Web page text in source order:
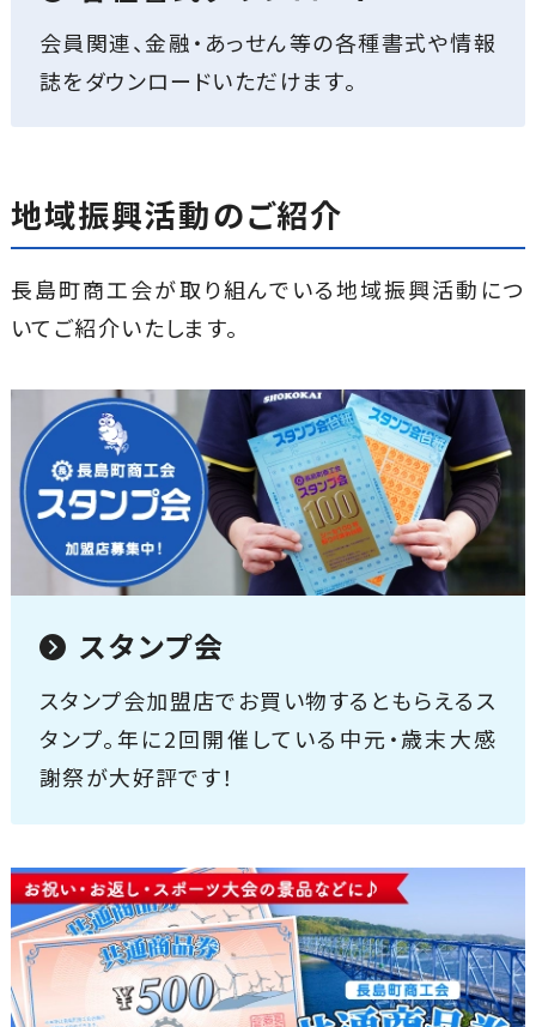
会員関連、金融・あっせん等の各種書式や情報
誌をダウンロードいただけます。
地域振興活動のご紹介
長島町商工会が取り組んでいる地域振興活動につ
いてご紹介いたします。
スタンプ会
スタンプ会加盟店でお買い物するともらえるス
タンプ。年に2回開催している中元・歳末大感
謝祭が大好評です！